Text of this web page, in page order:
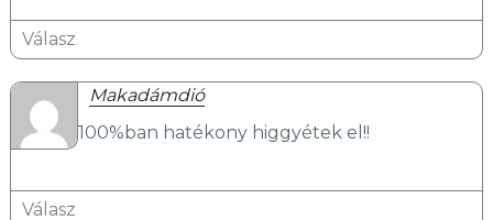
Válasz
Makadámdió
100%ban hatékony higgyétek el!!
Válasz